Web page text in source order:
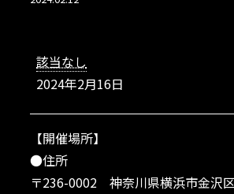
奈
川
県】
横
南
該当なし
2024年2月16日
【開催場所】
●住所
〒236-0002 神奈川県横浜市金沢